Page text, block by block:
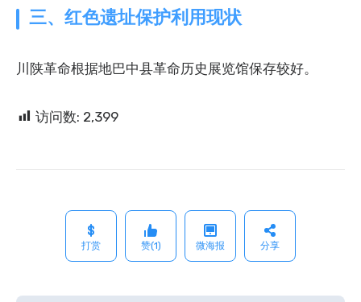
三、红色遗址保护利用现状
川陕革命根据地巴中县革命历史展览馆保存较好。
访问数: 2,399
打赏 赞(1) 微海报 分享